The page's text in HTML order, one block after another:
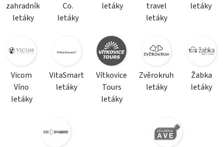
zahradník
letáky
Co.
letáky
letáky
travel
letáky
letáky
Vicom
Víno
letáky
VitaSmart
letáky
Vítkovice
Tours
letáky
Zvěrokruh
letáky
Žabka
letáky